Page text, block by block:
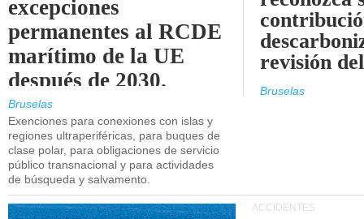
excepciones
permanentes al RCDE
marítimo de la UE
después de 2030.
Bruselas
Exenciones para conexiones con islas y
regiones ultraperiféricas, para buques de
clase polar, para obligaciones de servicio
público transnacional y para actividades
de búsqueda y salvamento.
revisión
Bruselas
ACCIDENTES